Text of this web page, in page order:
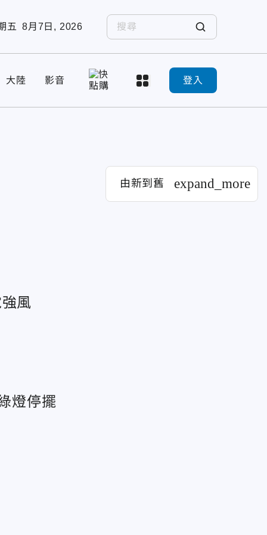
五 8月7日, 2026
大陸 影音 登入
由新到舊 expand_more
風
燈停擺